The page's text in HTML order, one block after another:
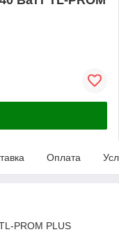
Оплата
PROM PLUS